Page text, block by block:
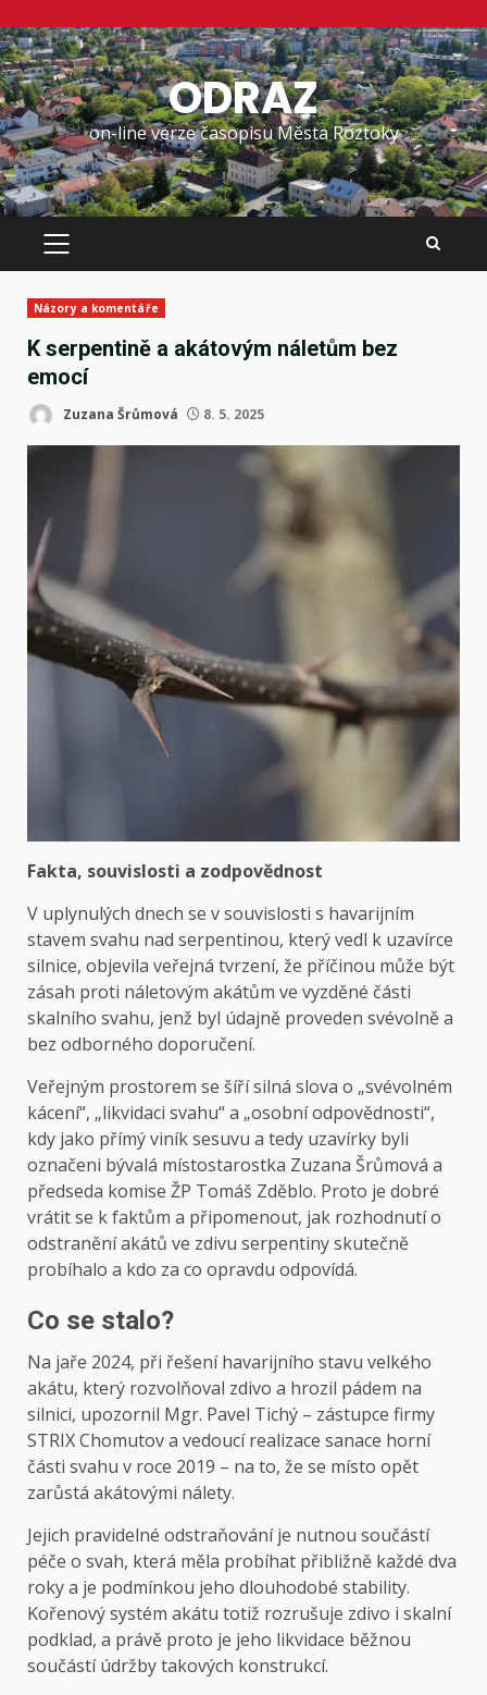
Skip
to
content
ODRAZ
on-line verze časopisu Města Roztoky
PRIMARY
Názory a komentáře
K serpentině a akátovým náletům bez
emocí
Zuzana Šrůmová 8. 5. 2025
Fakta, souvislosti a zodpovědnost
V uplynulých dnech se v souvislosti s havarijním
stavem svahu nad serpentinou, který vedl k uzavírce
silnice, objevila veřejná tvrzení, že příčinou může být
zásah proti náletovým akátům ve vyzděné části
skalního svahu, jenž byl údajně proveden svévolně a
bez odborného doporučení.
Veřejným prostorem se šíří silná slova o „svévolném
kácení“, „likvidaci svahu“ a „osobní odpovědnosti“,
kdy jako přímý viník sesuvu a tedy uzavírky byli
označeni bývalá místostarostka Zuzana Šrůmová a
předseda komise ŽP Tomáš Zděblo. Proto je dobré
vrátit se k faktům a připomenout, jak rozhodnutí o
odstranění akátů ve zdivu serpentiny skutečně
probíhalo a kdo za co opravdu odpovídá.
Co se stalo?
Na jaře 2024, při řešení havarijního stavu velkého
akátu, který rozvolňoval zdivo a hrozil pádem na
silnici, upozornil Mgr. Pavel Tichý – zástupce firmy
STRIX Chomutov a vedoucí realizace sanace horní
části svahu v roce 2019 – na to, že se místo opět
zarůstá akátovými nálety.
Jejich pravidelné odstraňování je nutnou součástí
péče o svah, která měla probíhat přibližně každé dva
roky a je podmínkou jeho dlouhodobé stability.
Kořenový systém akátu totiž rozrušuje zdivo i skalní
podklad, a právě proto je jeho likvidace běžnou
součástí údržby takových konstrukcí.